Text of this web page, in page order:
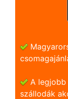
A
szállodák